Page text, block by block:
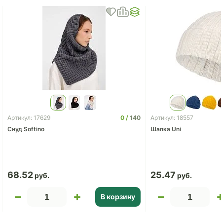
Артикул: 17629 0
140
Снуд Softino
68.52
В корзину
Артикул: 18557
Шапка Uni
25.47